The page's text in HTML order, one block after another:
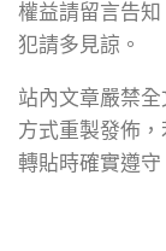
權益請留言告
犯請多見諒。
站內文章嚴禁
方式重製發佈
轉貼時確實遵守